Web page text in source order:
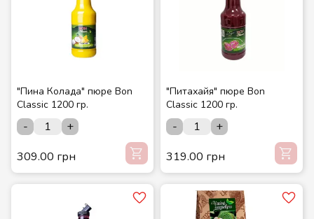
"Пина Колада" пюре Bon
Classic 1200 гр.
-
+
309.00 грн
"Питахайя" пюре Bon
Classic 1200 гр.
-
+
319.00 грн